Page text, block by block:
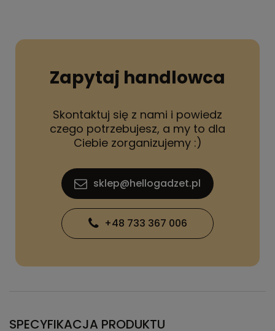
Zapytaj handlowca
Skontaktuj się z nami i powiedz
czego potrzebujesz, a my to dla
Ciebie zorganizujemy :)
sklep@hellogadzet.pl
+48 733 367 006
SPECYFIKACJA PRODUKTU